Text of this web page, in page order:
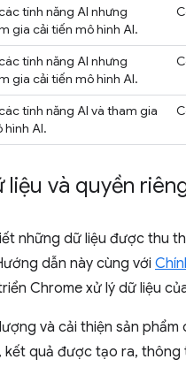
tính năng AI nhưng
gia cải tiến mô hình AI.
tính năng AI nhưng
gia cải tiến mô hình AI.
tính năng AI và tham gia
hình AI.
liệu và quyền
những dữ liệu được thu
dẫn này cùng với
Chrome xử lý dữ liệu
và cải thiện sản
kết quả được tạo ra,